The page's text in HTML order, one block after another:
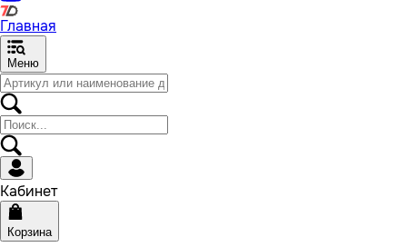
Главная
Меню
Кабинет
Корзина